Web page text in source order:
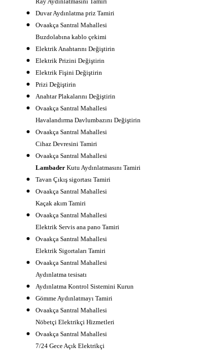
Duvar Aydınlatma priz Tamiri
Ovaakça Santral Mahallesi
Buzdolabına kablo çekimi
Elektrik Anahtarını Değiştirin
Elektrik Prizini Değiştirin
Elektrik Fişini Değiştirin
Prizi Değiştirin
Anahtar Plakalarını Değiştirin
Ovaakça Santral Mahallesi
Havalandırma Davlumbazını Değiştirin
Ovaakça Santral Mahallesi
Cihaz Devresini Tamiri
Ovaakça Santral Mahallesi
LambaderKutu Aydınlatmasını Tamiri
Tavan Çıkış sigortası Tamiri
Ovaakça Santral Mahallesi
Kaçak akım Tamiri
Ovaakça Santral Mahallesi
Elektrik Servis ana pano Tamiri
Ovaakça Santral Mahallesi
Elektrik Sigortaları Tamiri
Ovaakça Santral Mahallesi
Aydınlatma tesisatı
Aydınlatma Kontrol Sistemini Kurun
Gömme Aydınlatmayı Tamiri
Ovaakça Santral Mahallesi
Nöbetçi Elektrikçi Hizmetleri
Ovaakça Santral Mahallesi
7/24 Gece Açık Elektrikçi